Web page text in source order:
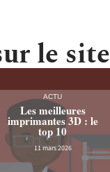
le site
ACTU
Les meilleures
imprimantes 3D : le
top 10
11 mars 2026